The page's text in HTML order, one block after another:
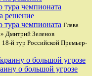
решение
тура чемпионата Глава
Дмитрий Зеленов
й тур Российской Премьер-
о большой угрозе